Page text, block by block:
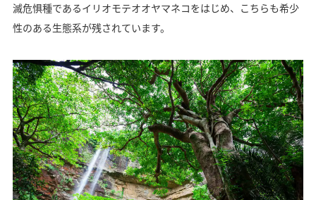
滅危惧種であるイリオモテオオヤマネコをはじめ、こちらも希少
性のある生態系が残されています。